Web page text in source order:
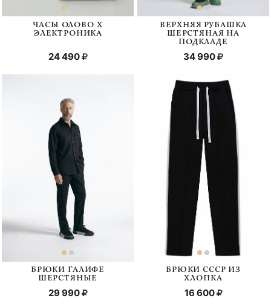
ЧАСЫ ОЛОВО Х
ЭЛЕКТРОНИКА
24 490
ВЕРХНЯЯ РУБАШКА
ШЕРСТЯНАЯ НА
ПОДКЛАДЕ
34 990
БРЮКИ ГАЛИФЕ
ШЕРСТЯНЫЕ
29 990
БРЮКИ СССР ИЗ
ХЛОПКА
16 600